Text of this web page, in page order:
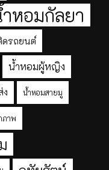
หอมกัลยา
รถยนต์
น้ำหอมผู้หญิง
ง น้ำหอมสายมู
ภาพ